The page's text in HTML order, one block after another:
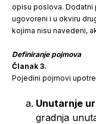
opisu poslova.
ugovoreni i u okviru
kojima nisu navedeni,
Definiranje pojmova
Članak 3.
Pojedini pojmovi
Unutarnje
gradnja